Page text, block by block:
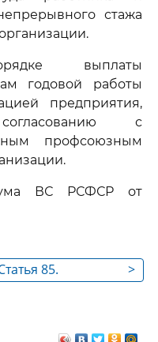
стажа
выплаты
годовой работы
предприятия,
с
профсоюзным
ВС РСФСР от
>
85.
введении новых